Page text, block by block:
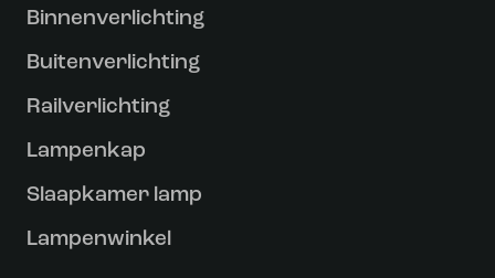
Binnenverlichting
Buitenverlichting
Railverlichting
Lampenkap
Slaapkamer lamp
Lampenwinkel